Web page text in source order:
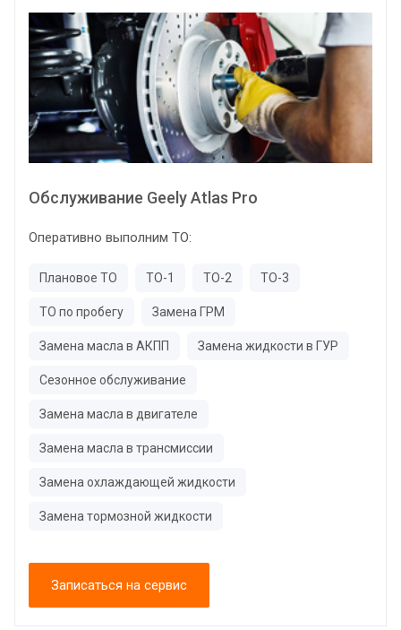
Обслуживание Geely Atlas Pro
Оперативно выполним ТО:
Плановое ТО ТО-1 ТО-2 ТО-3
ТО по пробегу Замена ГРМ
Замена масла в АКПП Замена жидкости в ГУР
Сезонное обслуживание
Замена масла в двигателе
Замена масла в трансмиссии
Замена охлаждающей жидкости
Замена тормозной жидкости
Записаться на сервис